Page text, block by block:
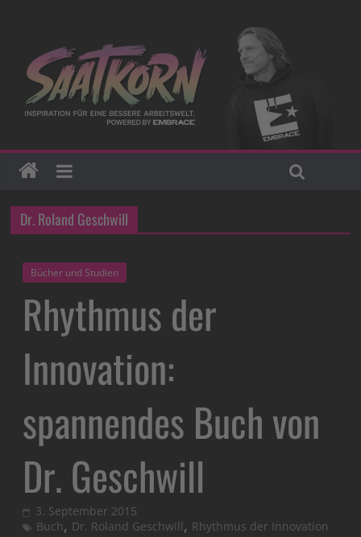
Dr. Roland Geschwill
Bücher und Studien
Rhythmus der
Innovation:
spannendes Buch von
Dr. Geschwill
3. September 2015
Buch, Dr. Roland Geschwill, Rhythmus der Innovation